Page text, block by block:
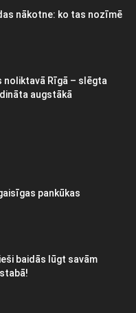
nākotne: ko tas nozīmē
noliktavā Rīgā – slēgta
augstākā
pankūkas
baidās lūgt savām